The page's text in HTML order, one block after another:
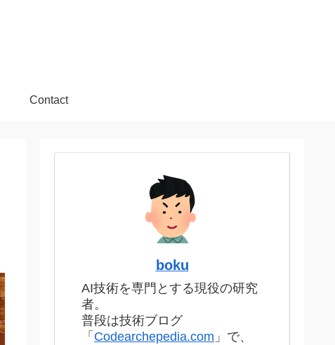
Contact
boku
AI技術を専門とする現役の研究
者。
普段は技術ブログ
「 Codearchepedia.com 」で、